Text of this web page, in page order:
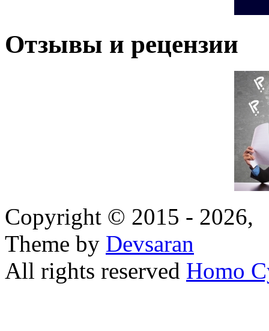
Отзывы и рецензии
Copyright © 2015 - 2026,
Theme by Devsaran
All rights reserved Homo